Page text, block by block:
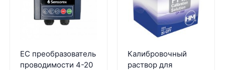
EC преобразователь
проводимости 4-20
Калибровочный
раствор для